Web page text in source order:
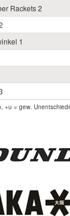
Rackets 2
1
+u = gew.